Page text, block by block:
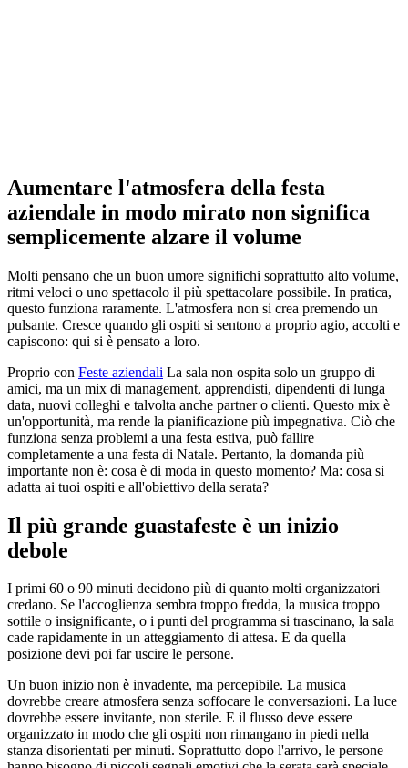
Aumentare l'atmosfera della festa
aziendale in modo mirato non significa
semplicemente alzare il volume
Molti pensano che un buon umore significhi soprattutto alto volume,
ritmi veloci o uno spettacolo il più spettacolare possibile. In pratica,
questo funziona raramente. L'atmosfera non si crea premendo un
pulsante. Cresce quando gli ospiti si sentono a proprio agio, accolti e
capiscono: qui si è pensato a loro.
Proprio con Feste aziendali La sala non ospita solo un gruppo di
amici, ma un mix di management, apprendisti, dipendenti di lunga
data, nuovi colleghi e talvolta anche partner o clienti. Questo mix è
un'opportunità, ma rende la pianificazione più impegnativa. Ciò che
funziona senza problemi a una festa estiva, può fallire
completamente a una festa di Natale. Pertanto, la domanda più
importante non è: cosa è di moda in questo momento? Ma: cosa si
adatta ai tuoi ospiti e all'obiettivo della serata?
Il più grande guastafeste è un inizio
debole
I primi 60 o 90 minuti decidono più di quanto molti organizzatori
credano. Se l'accoglienza sembra troppo fredda, la musica troppo
sottile o insignificante, o i punti del programma si trascinano, la sala
cade rapidamente in un atteggiamento di attesa. E da quella
posizione devi poi far uscire le persone.
Un buon inizio non è invadente, ma percepibile. La musica
dovrebbe creare atmosfera senza soffocare le conversazioni. La luce
dovrebbe essere invitante, non sterile. E il flusso deve essere
organizzato in modo che gli ospiti non rimangano in piedi nella
stanza disorientati per minuti. Soprattutto dopo l'arrivo, le persone